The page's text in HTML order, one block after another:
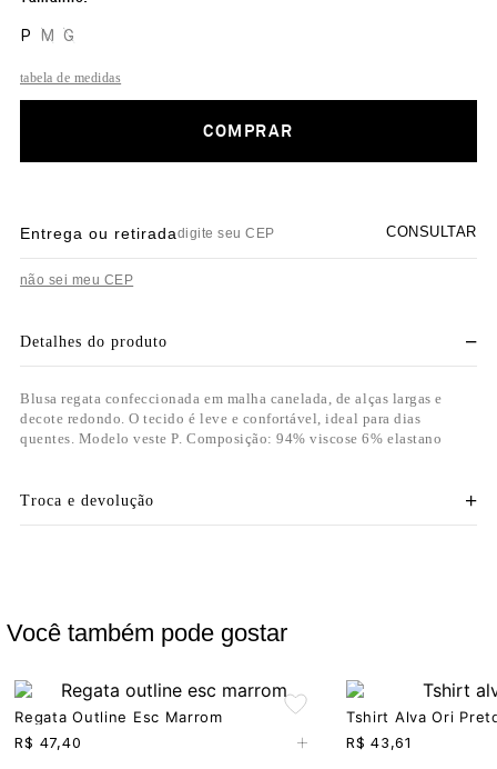
P M G
tabela de medidas
COMPRAR
Entrega ou retirada CONSULTAR
não sei meu CEP
Detalhes do produto
Blusa regata confeccionada em malha canelada, de alças largas e
decote redondo. O tecido é leve e confortável, ideal para dias
quentes. Modelo veste P. Composição: 94% viscose 6% elastano
Troca e devolução
Você também pode gostar
Regata Outline Esc Marrom
+
R$ 47,40
Tshirt Alva Ori
R$ 43,61